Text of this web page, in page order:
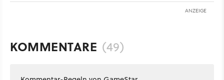
ANZEIGE
KOMMENTARE (49)